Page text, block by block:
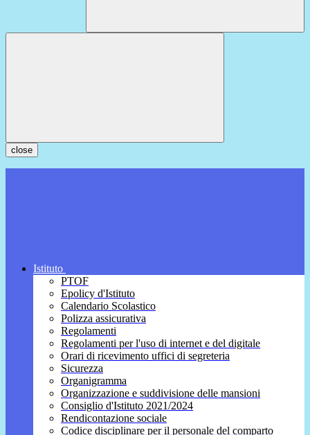
close
Istituto
PTOF
Epolicy d'Istituto
Calendario Scolastico
Polizza assicurativa
Regolamenti
Regolamenti per l'uso di internet e del digitale
Orari di ricevimento uffici di segreteria
Sicurezza
Organigramma
Organizzazione e suddivisione delle mansioni
Consiglio d'Istituto 2021/2024
Rendicontazione sociale
Codice disciplinare per il personale del comparto